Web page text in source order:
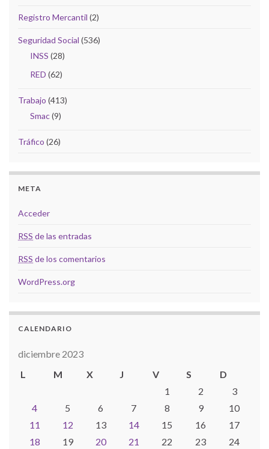
Registro Mercantil (2)
Seguridad Social (536)
INSS (28)
RED (62)
Trabajo (413)
Smac(9)
Tráfico (26)
META
Acceder
RSS de las entradas
RSS de los comentarios
WordPress.org
CALENDARIO
diciembre 2023
L
M X J V S
D
1
2
3
4
5 6 7 8 9
10
11
12 13 14 15 16
17
18
19 20 21 22 23 24